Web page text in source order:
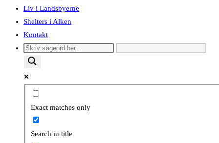
Liv i Landsbyerne
Shelters i Alken
Kontakt
Exact matches only
Search in title